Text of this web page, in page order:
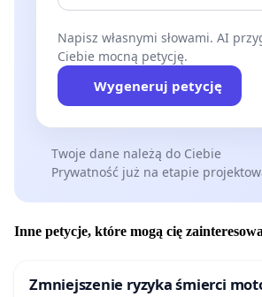
Napisz własnymi słowami. AI
Ciebie mocną petycję.
Wygeneruj petycję
Twoje dane należą do Ciebie
Prywatność już na etapie
Inne petycje, które mogą cię
Zmniejszenie ryzyka śmierci